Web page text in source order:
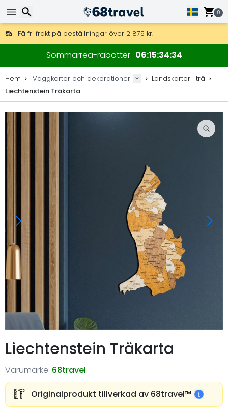
0
Få fri frakt på beställningar över 2 875 kr.
DHL Express över natten är också tillgängligt.
30 dagar för retur, 90 dagar för träkartor och dekorationer.
Sommarrea-rabatter 06 15 34 33
Hem Väggkartor och dekorationer
Landskartor i trä
Liechtenstein Träkarta
Liechtenstein Träkarta
Varumärke: 68travel
Originalprodukt tillverkad av 68travel™️
Sök